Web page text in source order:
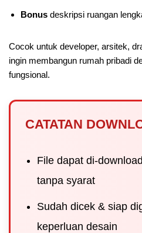
Bonus deskripsi ruangan
Cocok untuk developer, arsitek,
ingin membangun rumah pribadi
fungsional.
CATATAN
File dapat di-
tanpa syarat
Sudah dicek & siap
keperluan desain